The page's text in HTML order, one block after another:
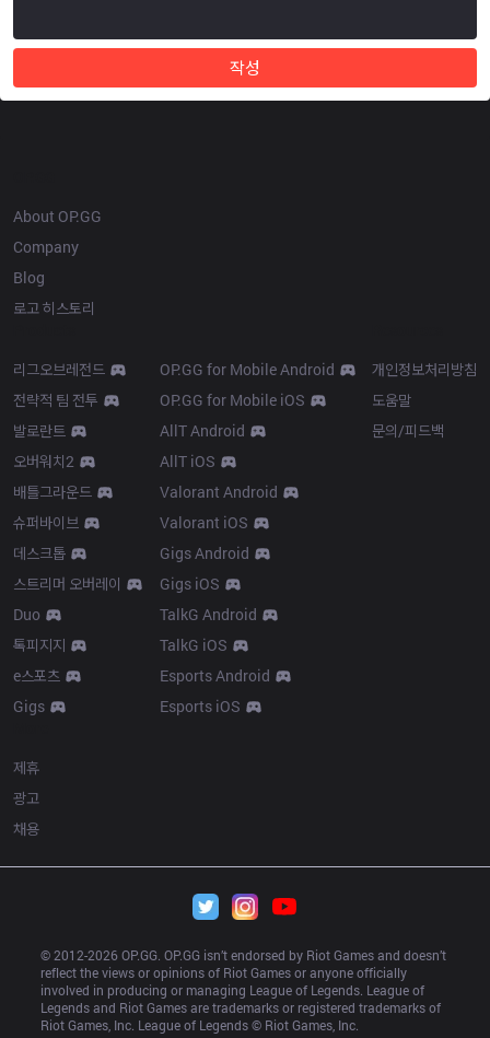
작성
About OP.GG
Company
Blog
로고 히스토리
리그오브레전드
전략적 팀 전투
발로란트
오버워치2
배틀그라운드
슈퍼바이브
데스크톱
스트리머 오버레이
Duo
톡피지지
e스포츠
Gigs
OP.GG for Mobile Android
OP.GG for Mobile iOS
AllT Android
AllT iOS
Valorant Android
Valorant iOS
Gigs Android
Gigs iOS
TalkG Android
TalkG iOS
Esports Android
Esports iOS
개인정보처리방침
도움말
문의/피드백
제휴
광고
채용
© 2012-2026 OP.GG. OP.GG isn’t endorsed by Riot Games and doesn’t
reflect the views or opinions of Riot Games or anyone officially
involved in producing or managing League of Legends. League of
Legends and Riot Games are trademarks or registered trademarks of
Riot Games, Inc. League of Legends © Riot Games, Inc.